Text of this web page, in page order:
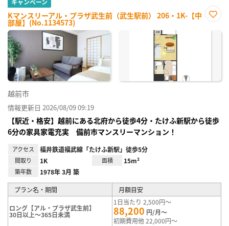
キャンペーン
Kマンスリーアル・プラザ武生前（武生駅前） 206・1K-【中
部屋】(No.1134573)
に入
越前市
情報更新日 2026/08/09 09:19
【駅近・格安】越前にある北府から徒歩4分・たけふ新駅から徒歩
6分の家具家電充実 備前市マンスリーマンション！
アクセス 福井鉄道福武線「たけふ新駅」徒歩5分
間取り 1K 面積 15m²
築年数 1978年 3月 築
プラン名・期間 月額目安
ロング【アル・プラザ武生前】
30日以上～365日未満
1日当たり 2,500円～
88,200 円/月～
初期費用他 22,000円～